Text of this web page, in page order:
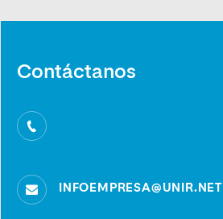
Contáctanos
INFOEMPRESA@UNIR.NET